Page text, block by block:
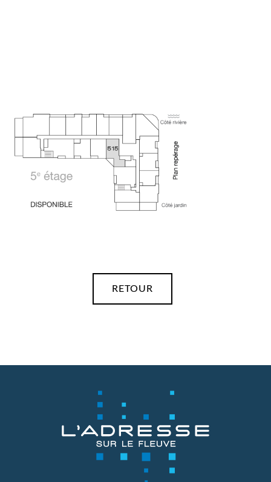
RETOUR